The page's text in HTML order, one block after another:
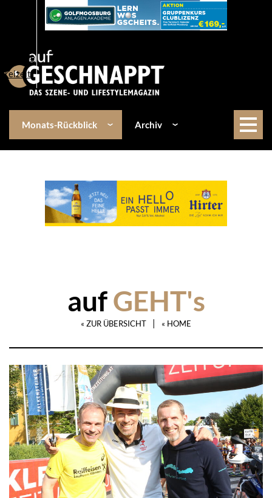
Lifestyle
Freizeit
Monats-Rückblick Archiv
aufGEHT's
« ZUR ÜBERSICHT | « HOME